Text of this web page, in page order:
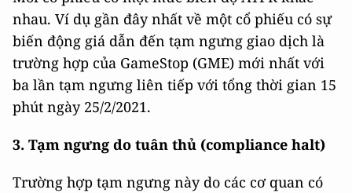
nhau. Ví dụ gần đây nhất về một cổ phiếu có sự
biến động giá dẫn đến tạm ngưng giao dịch là
trường hợp của GameStop (GME) mới nhất với
ba lần tạm ngưng liên tiếp với tổng thời gian 15
phút ngày 25/2/2021.
3. Tạm ngưng do tuân thủ (compliance halt)
Trường hợp tạm ngưng này do các cơ quan có